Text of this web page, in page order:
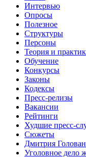
Интервью
Опросы
Полезное
Структуры
Персоны
Теория и
Обучение
Конкурсы
Законы
Кодексы
Пресс-релизы
Вакансии
Рейтинги
Худшие пресс-
Сюжеты
Дмитрия
Уголовное дело